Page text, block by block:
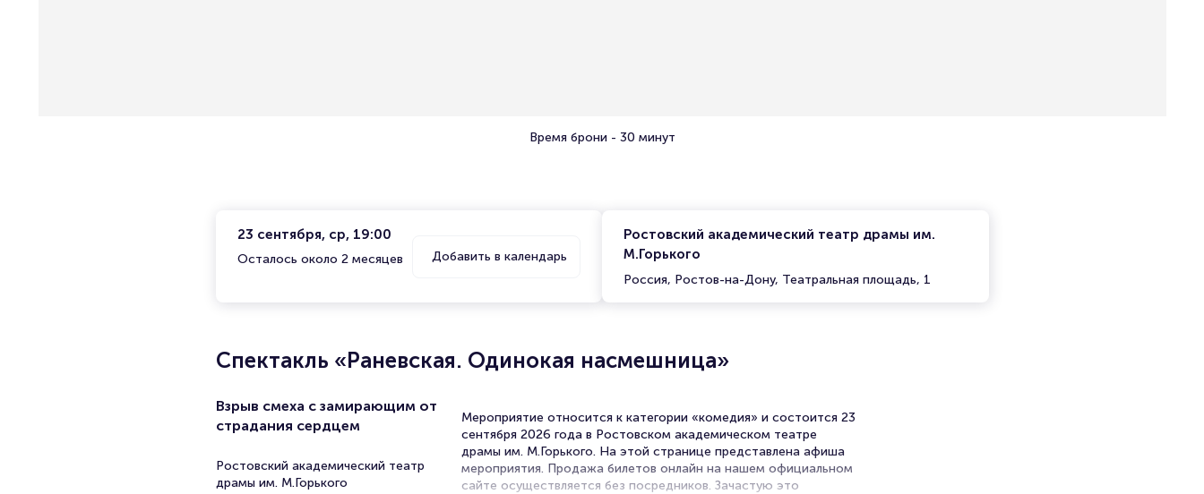
Время брони - 30 минут
23 сентября, ср, 19:00
Осталось около 2 месяцев Добавить в календарь
Ростовский академический театр драмы им.
М.Горького
Россия, Ростов-на-Дону, Театральная площадь, 1
Спектакль «Раневская. Одинокая насмешница»
Взрыв смеха с замирающим от
страдания сердцем
Ростовский академический театр
драмы им. М.Горького
Мероприятие относится к категории «комедия» и состоится 23
сентября 2026 года в Ростовском академическом театре
драмы им. М.Горького. На этой странице представлена афиша
мероприятия. Продажа билетов онлайн на нашем официальном
сайте осуществляется без посредников. Зачастую это